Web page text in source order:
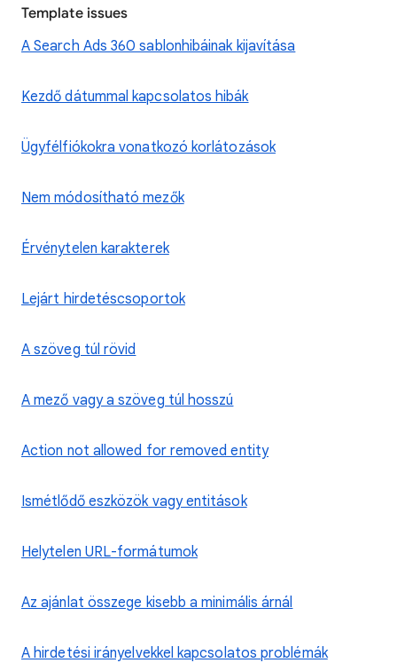
Template issues
A Search Ads 360 sablonhibáinak kijavítása
Kezdő dátummal kapcsolatos hibák
Ügyfélfiókokra vonatkozó korlátozások
Nem módosítható mezők
Érvénytelen karakterek
Lejárt hirdetéscsoportok
A szöveg túl rövid
A mező vagy a szöveg túl hosszú
Action not allowed for removed entity
Ismétlődő eszközök vagy entitások
Helytelen URL-formátumok
Az ajánlat összege kisebb a minimális árnál
A hirdetési irányelvekkel kapcsolatos problémák